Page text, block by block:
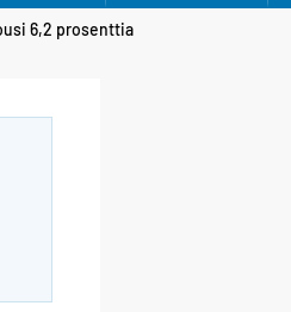
6,2 prosenttia